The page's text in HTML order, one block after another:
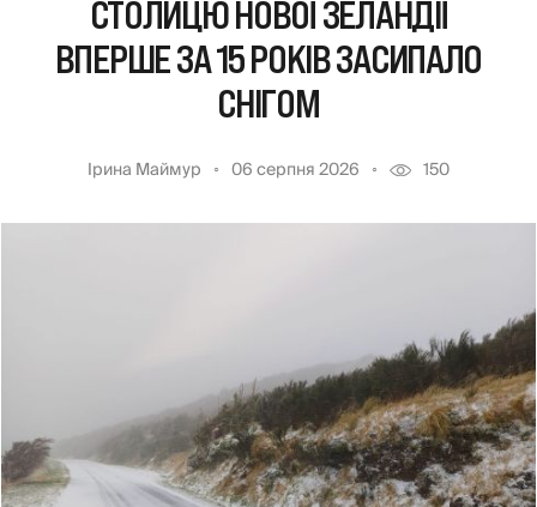
СТОЛИЦЮ НОВОЇ ЗЕЛАНДІЇ
ВПЕРШЕ ЗА 15 РОКІВ ЗАСИПАЛО
СНІГОМ
Ірина Маймур 06 серпня 2026 150